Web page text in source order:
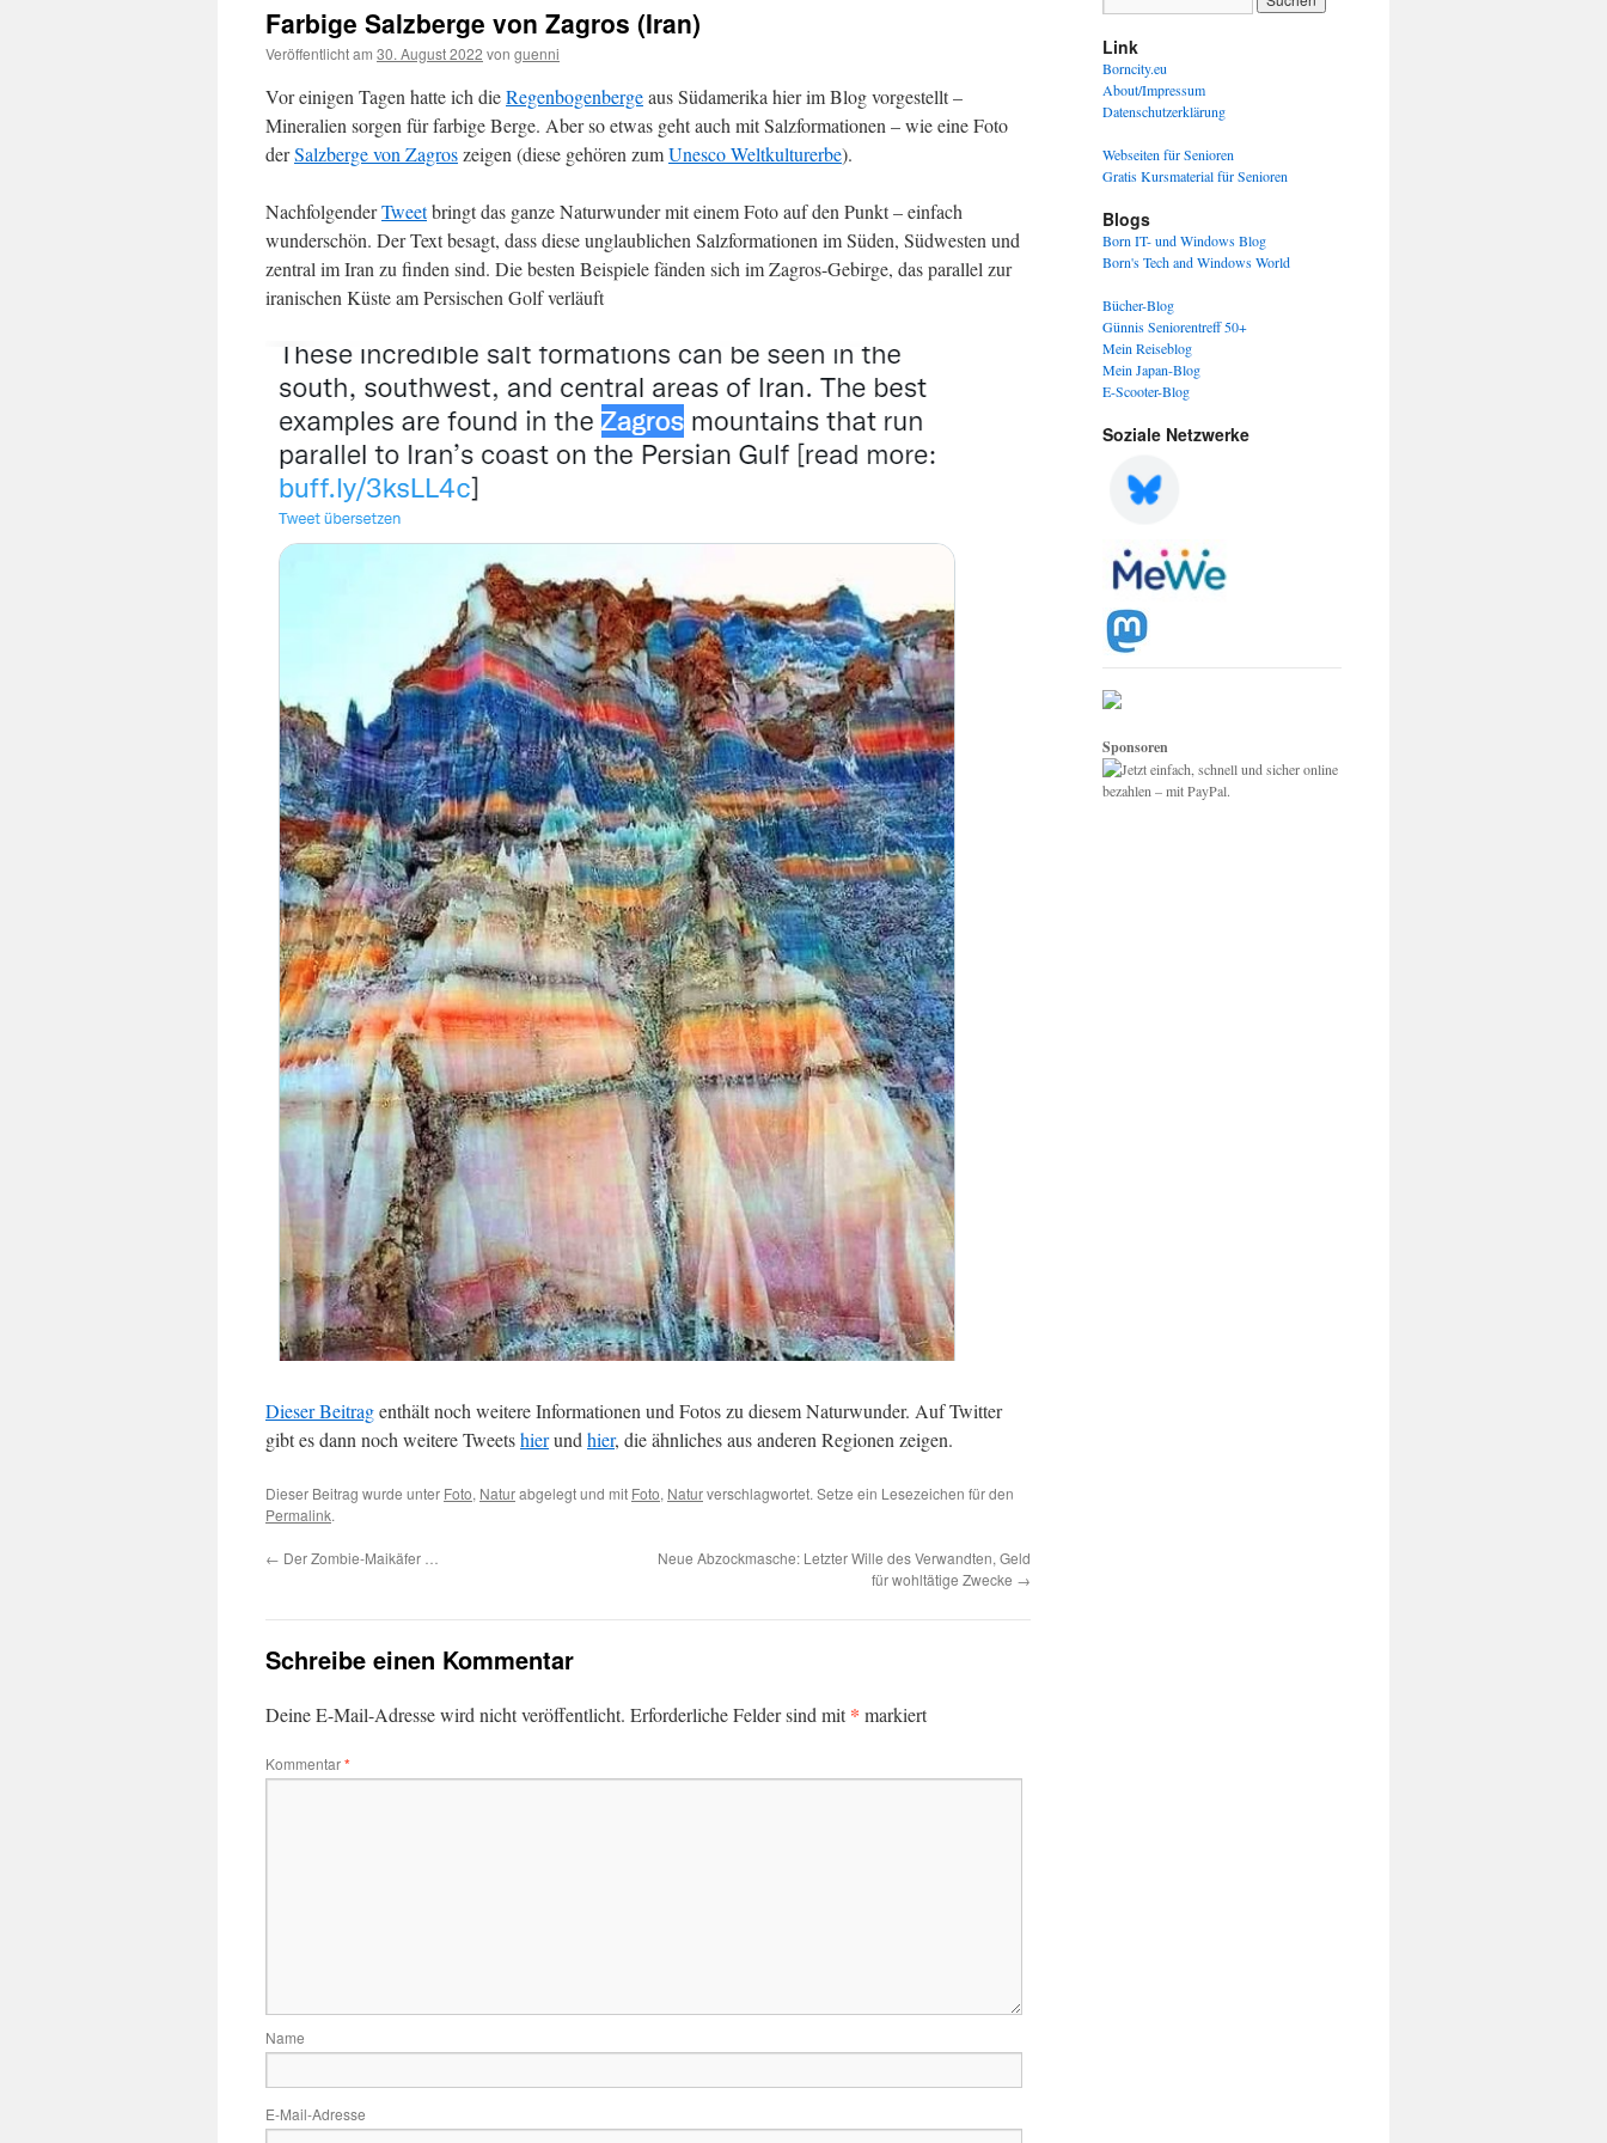
Farbige Salzberge von Zagros (Iran)
Veröffentlicht am 30. August 2022 von guenni
Vor einigen Tagen hatte ich dieRegenbogenbergeaus Südamerika hier im Blog vorgestellt –
Mineralien sorgen für farbige Berge. Aber so etwas geht auch mit Salzformationen – wie eine Foto
derSalzberge von Zagroszeigen (diese gehören zumUnesco Weltkulturerbe).
NachfolgenderTweetbringt das ganze Naturwunder mit einem Foto auf den Punkt – einfach
wunderschön. Der Text besagt, dass diese unglaublichen Salzformationen im Süden, Südwesten und
zentral im Iran zu finden sind. Die besten Beispiele fänden sich im Zagros-Gebirge, das parallel zur
iranischen Küste am Persischen Golf verläuft
Dieser Beitragenthält noch weitere Informationen und Fotos zu diesem Naturwunder. Auf Twitter
gibt es dann noch weitere Tweetshierund hier, die ähnliches aus anderen Regionen zeigen.
Dieser Beitrag wurde unter Foto, Naturabgelegt und mit Foto, Naturverschlagwortet. Setze ein Lesezeichen für den
Permalink.
← Der Zombie-Maikäfer …
Neue Abzockmasche: Letzter Wille des Verwandten, Geld
für wohltätige Zwecke →
Schreibe einen Kommentar
Deine E-Mail-Adresse wird nicht veröffentlicht. Erforderliche Felder sind mit* markiert
Kommentar*
Name
E-Mail-Adresse
Link
Borncity.eu
About/Impressum
Datenschutzerklärung
Webseiten für Senioren
Gratis Kursmaterial für Senioren
Blogs
Born IT- und Windows Blog
Born's Tech and Windows World
Bücher-Blog
Günnis Seniorentreff 50+
Mein Reiseblog
Mein Japan-Blog
E-Scooter-Blog
Soziale Netzwerke
Sponsoren